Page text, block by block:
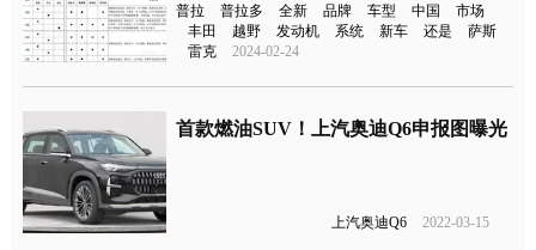
普拉 普拉多 全新 品牌 车型 中国
市场
丰田
越野 发动机 系统 新车 还是
萨斯
雷克
2024-02-24
首款燃油SUV！上汽奥迪Q6申报图曝光
上汽奥迪Q6 2022-03-15